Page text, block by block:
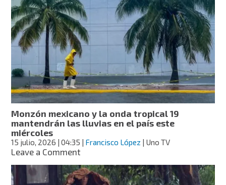
canícula
a
México:
ISSSTE
da
recomendaciones
y
señala
estados
más
afectados
por
el
calor
Monzón mexicano y la onda tropical 19
mantendrán las lluvias en el país este
miércoles
15 julio, 2026 | 04:35 | Francisco López | Uno TV
Leave a Commenton
mexicano
y